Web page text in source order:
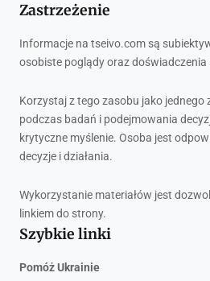
Zastrzeżenie
Informacje na tseivo.com są
osobiste poglądy oraz
Korzystaj z tego zasobu jako jednego
podczas badań i podejmowania
krytyczne myślenie. Osoba jest
decyzje i działania.
Wykorzystanie materiałów jest
linkiem do strony.
Szybkie linki
Pomóż Ukrainie